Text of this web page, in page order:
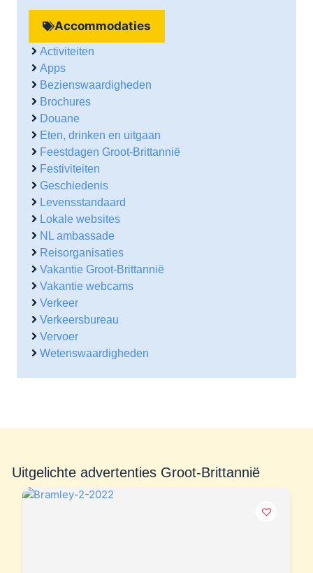
Accommodaties
Activiteiten
Apps
Bezienswaardigheden
Brochures
Douane
Eten, drinken en uitgaan
Feestdagen Groot-Brittannië
Festiviteiten
Geschiedenis
Levensstandaard
Lokale websites
NL ambassade
Reisorganisaties
Vakantie Groot-Brittannië
Vakantie webcams
Verkeer
Verkeersbureau
Vervoer
Wetenswaardigheden
Uitgelichte advertenties Groot-Brittannië